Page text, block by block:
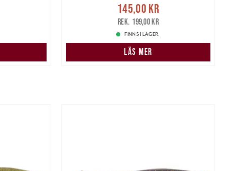
Nuvarande pris
Tidigare pris
145,00 kr
199,00 kr
FINNS I LAGER.
LÄS MER